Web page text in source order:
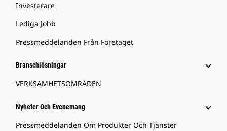
Investerare
Lediga Jobb
Pressmeddelanden Från Företaget
Branschlösningar
VERKSAMHETSOMRÅDEN
Nyheter Och Evenemang
Pressmeddelanden Om Produkter Och Tjänster